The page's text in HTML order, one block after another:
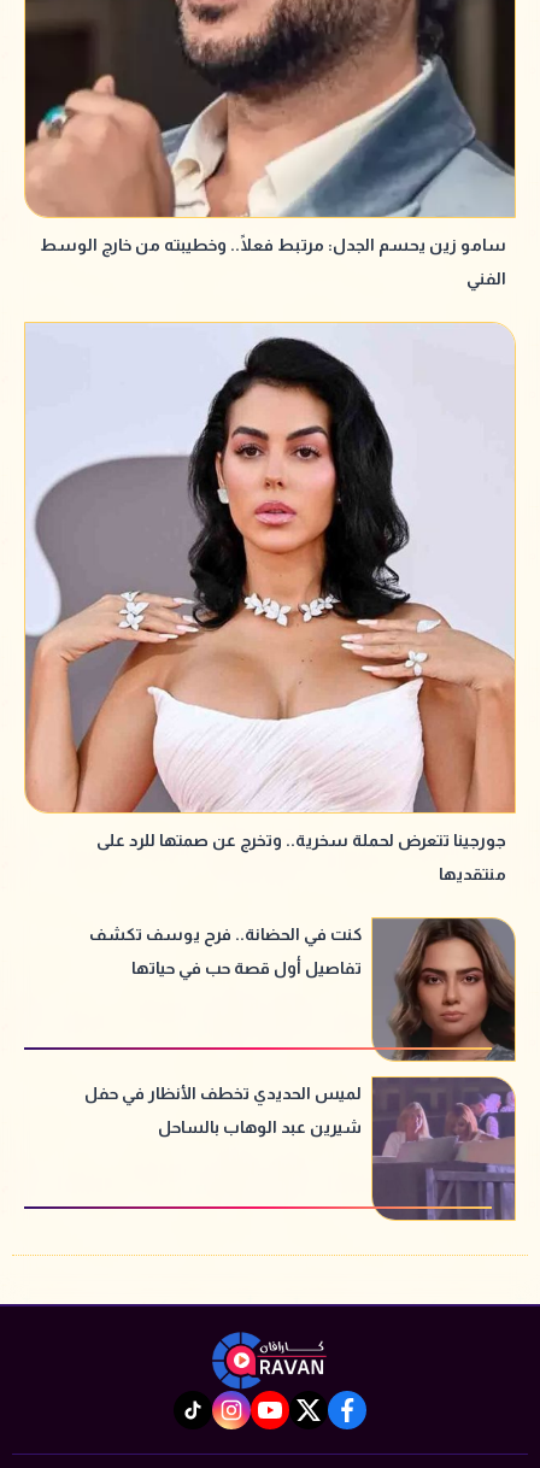
سامو زين يحسم الجدل: مرتبط فعلًا.. وخطيبته من خارج الوسط
الفني
جورجينا تتعرض لحملة سخرية.. وتخرج عن صمتها للرد على
منتقديها
كنت في الحضانة.. فرح يوسف تكشف
تفاصيل أول قصة حب في حياتها
لميس الحديدي تخطف الأنظار في حفل
شيرين عبد الوهاب بالساحل
facebook
twitter
youtube
instagram
tiktok